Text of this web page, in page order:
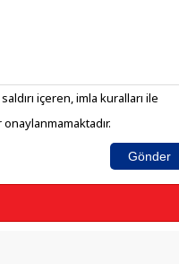
içeren, imla kuralları ile
Gönder